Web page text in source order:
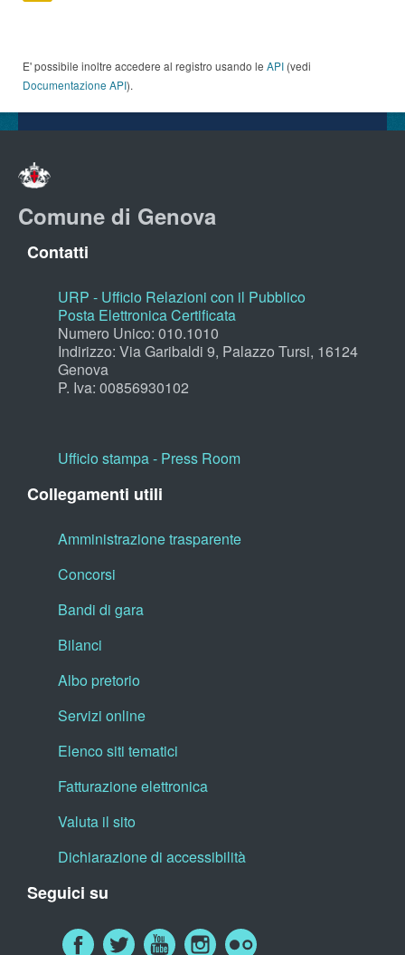
E' possibile inoltre accedere al registro usando le API (vedi
Documentazione API).
Comune di Genova
Contatti
URP - Ufficio Relazioni con il Pubblico
Posta Elettronica Certificata
Numero Unico: 010.1010
Indirizzo: Via Garibaldi 9, Palazzo Tursi, 16124
Genova
P. Iva: 00856930102
Ufficio stampa - Press Room
Collegamenti utili
Amministrazione trasparente
Concorsi
Bandi di gara
Bilanci
Albo pretorio
Servizi online
Elenco siti tematici
Fatturazione elettronica
Valuta il sito
Dichiarazione di accessibilità
Seguici su